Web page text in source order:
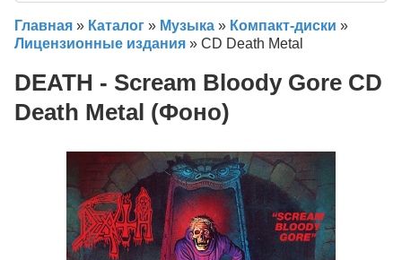
Главная » Каталог » Музыка » Компакт-диски »
Лицензионные издания » CD Death Metal
DEATH - Scream Bloody Gore CD
Death Metal (Фоно)